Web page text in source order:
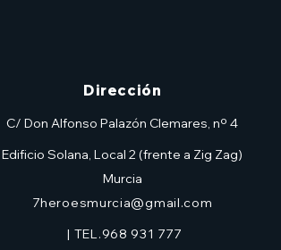
Dirección
C/ Don Alfonso Palazón Clemares, nº 4
Edificio Solana, Local 2 (frente a Zig Zag)
Murcia
7heroesmurcia@gmail.com
| TEL.968 931 777